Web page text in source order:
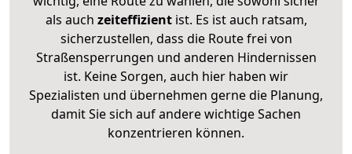
als auch zeiteffizientist. Es ist auch ratsam,
sicherzustellen, dass die Route frei von
Straßensperrungen und anderen Hindernissen
ist. Keine Sorgen, auch hier haben wir
Spezialisten und übernehmen gerne die Planung,
damit Sie sich auf andere wichtige Sachen
konzentrieren können.